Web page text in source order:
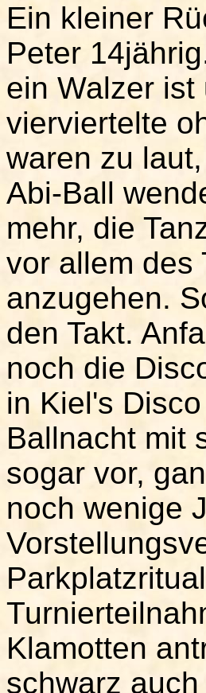
Ein kleiner
Peter
ein Walzer
vierviertelte
waren zu
Abi-Ball
mehr, die
vor allem des
anzugehen.
den Takt.
noch die
in Kiel's
Ballnacht mit
sogar vor,
noch wenige
Klamotten
schwarz